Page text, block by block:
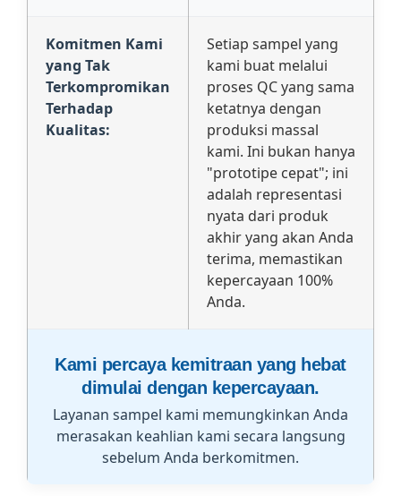
Komitmen Kami
yang Tak
Terkompromikan
Terhadap
Kualitas:
Setiap sampel yang
kami buat melalui
proses QC yang sama
ketatnya dengan
produksi massal
kami. Ini bukan hanya
"prototipe cepat"; ini
adalah representasi
nyata dari produk
akhir yang akan Anda
terima, memastikan
kepercayaan 100%
Anda.
Kami percaya kemitraan yang hebat
dimulai dengan kepercayaan.
Layanan sampel kami memungkinkan Anda
merasakan keahlian kami secara langsung
sebelum Anda berkomitmen.